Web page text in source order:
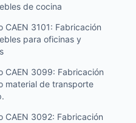
de cocina
CAEN 3101: Fabricación
para oficinas y
CAEN 3099: Fabricación
material de transporte
CAEN 3092: Fabricación